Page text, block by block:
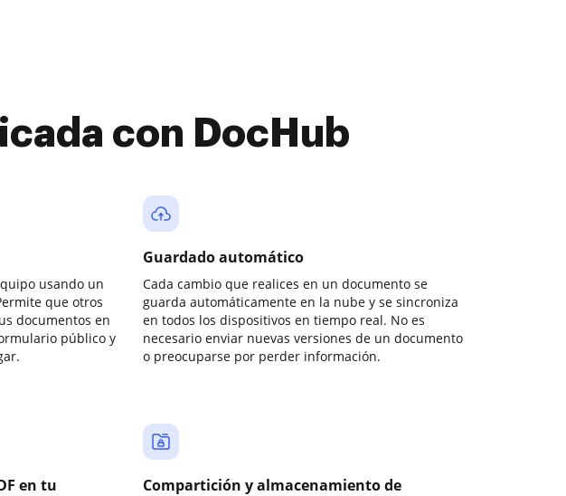
con DocHub
usando un
que otros
documentos en
público y
Guardado automático
Cada cambio que realices en un documento se
guarda automáticamente en la nube y se sincroniza
en todos los dispositivos en tiempo real. No es
necesario enviar nuevas versiones de un documento
o preocuparse por perder información.
en tu
Compartición y almacenamiento de